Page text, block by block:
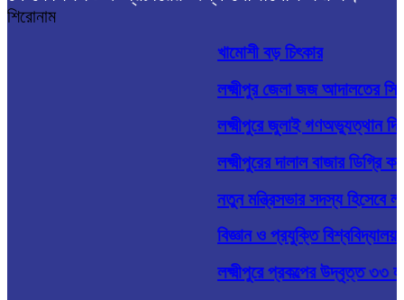
শিরোনাম
খামোশী বড় চিৎকার
লক্ষ্মীপুর জেলা জজ আদালতের
লক্ষ্মীপুরে জুলাই গণঅভ্যুত্থান
লক্ষ্মীপুরের দালাল বাজার ডিগ্রি
নতুন মন্ত্রিসভার সদস্য হিসেবে
বিজ্ঞান ও প্রযুক্তি
লক্ষ্মীপুরে প্রকল্পের উদ্বৃত্ত ৩৩